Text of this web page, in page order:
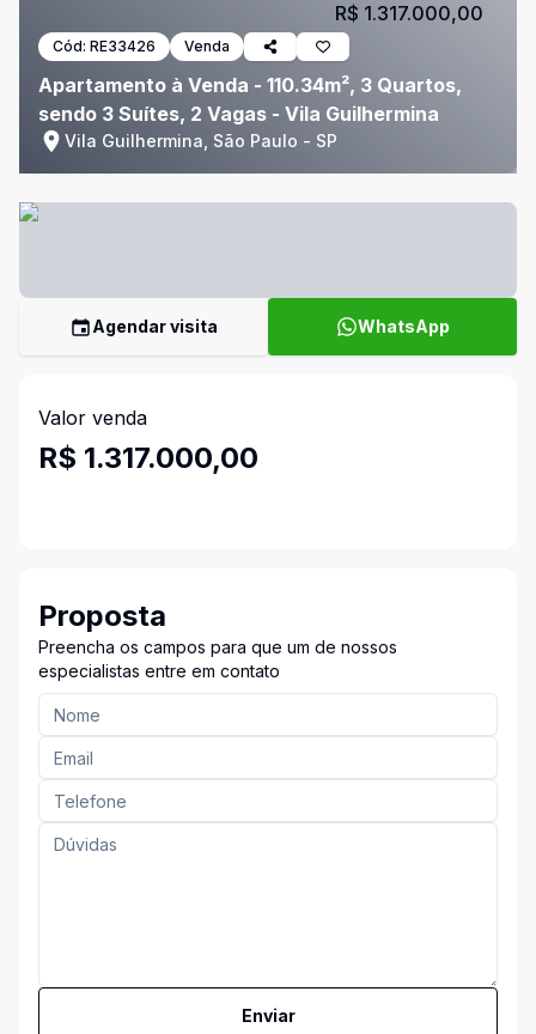
Cód: RE33426 Venda
Apartamento à Venda - 110.34m², 3 Quartos,
sendo 3 Suítes, 2 Vagas - Vila Guilhermina
Vila Guilhermina, São Paulo - SP
R$ 1.317.000,00
Agendar visita WhatsApp
Valor venda
R$ 1.317.000,00
Proposta
Preencha os campos para que um de nossos
especialistas entre em contato
Enviar